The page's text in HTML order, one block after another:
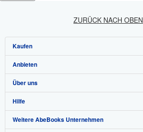
ZURÜCK NACH OBEN
Kaufen
Detailsuche
Sammlungen
Nutzerkonto
Meine Bestellungen
Anbieten
Verkäufer werden
Partnerprogramm
Empfehlen Sie einen Verkäufer
Über uns
Über uns / Impressum
Presse
Hilfe
Hilfebereich
Weitere AbeBooks Unternehmen